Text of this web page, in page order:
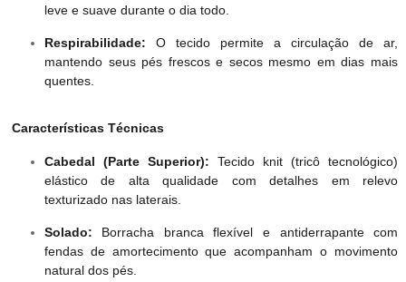
leve e suave durante o dia todo.
Respirabilidade: O tecido permite a circulação de ar,
mantendo seus pés frescos e secos mesmo em dias mais
quentes.
Características Técnicas
Cabedal (Parte Superior): Tecido knit (tricô tecnológico)
elástico de alta qualidade com detalhes em relevo
texturizado nas laterais.
Solado: Borracha branca flexível e antiderrapante com
fendas de amortecimento que acompanham o movimento
natural dos pés.